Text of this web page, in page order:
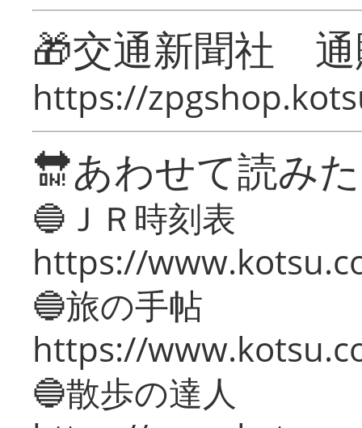
🎁交通新聞社
https://
🔛あわせて読み
🔵ＪＲ時刻表
https://
🔵旅の手帖
https://
🔵散歩の達人